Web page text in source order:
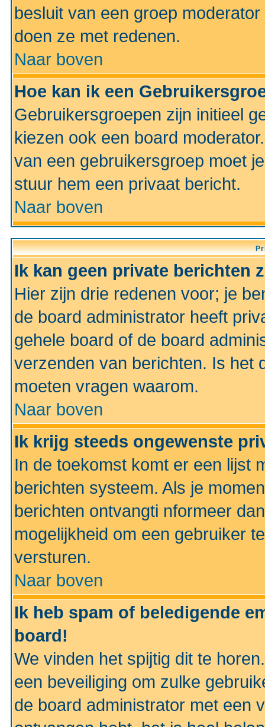
besluit van een groep
doen ze met redenen.
Naar boven
Hoe kan ik een
Gebruikersgroepen zijn initieel
kiezen ook een board
van een gebruikersgroep moet
stuur hem een privaat bericht.
Naar boven
Ik kan geen private berichten
Hier zijn drie redenen voor; je
de board administrator heeft
gehele board of de board
verzenden van berichten. Is het
moeten vragen waarom.
Naar boven
Ik krijg steeds ongewenste
In de toekomst komt er een lijst
berichten systeem. Als je
berichten ontvangti nformeer
mogelijkheid om een gebruiker
versturen.
Naar boven
Ik heb spam of beledigende
board!
We vinden het spijtig dit te
een beveiliging om zulke
de board administrator met een